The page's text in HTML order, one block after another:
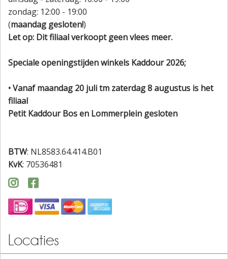
zondag: 12:00 - 19:00
(maandag gesloten!)
Let op: Dit filiaal verkoopt geen vlees meer.
Speciale openingstijden winkels Kaddour 2026;
• Vanaf maandag 20 juli tm zaterdag 8 augustus is het
filiaal
Petit Kaddour Bos en Lommerplein gesloten
BTW: NL8583.64.414.B01
KvK: 70536481
 
Locaties